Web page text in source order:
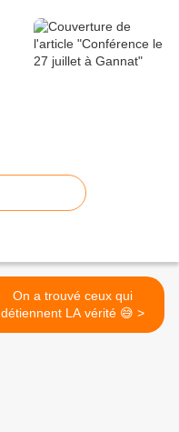
On a trouvé ceux qui
détiennent LA vérité 😅 >